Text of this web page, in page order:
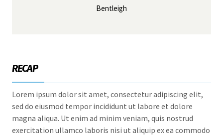
Bentleigh
RECAP
Lorem ipsum dolor sit amet, consectetur adipiscing elit,
sed do eiusmod tempor incididunt ut labore et dolore
magna aliqua. Ut enim ad minim veniam, quis nostrud
exercitation ullamco laboris nisi ut aliquip ex ea commodo